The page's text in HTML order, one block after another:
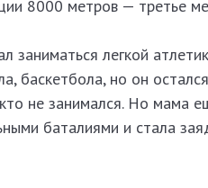
8000 метров — третье
заниматься легкой
баскетбола, но он
не занимался. Но мама
баталиями и стала